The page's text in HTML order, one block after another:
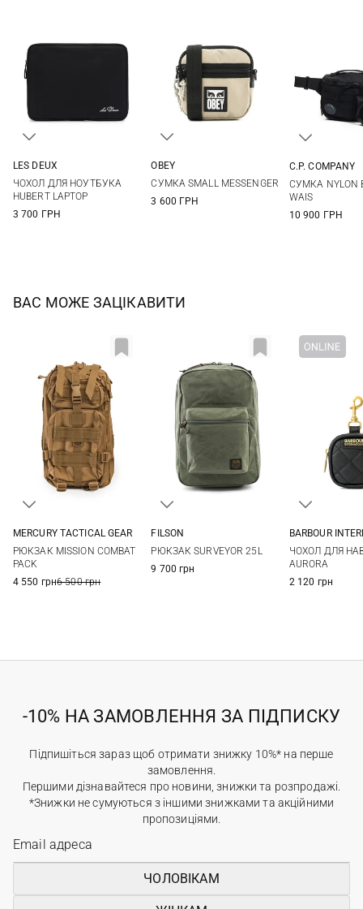
LES DEUX
ЧОХОЛ ДЛЯ НОУТБУКА
HUBERT LAPTOP
3 700 ГРН
OBEY
СУМКА SMALL MESSENGER
3 600 ГРН
C.P. COMPANY
СУМКА NYLON
WAIS
10 900 ГРН
ВАС МОЖЕ ЗАЦІКАВИТИ
MERCURY TACTICAL GEAR
РЮКЗАК MISSION COMBAT
PACK
4 550 грн6 500 грн
FILSON
РЮКЗАК SURVEYOR 25L
9 700 грн
BARBOUR
ЧОХОЛ ДЛЯ
AURORA
2 120 грн
-10% НА ЗАМОВЛЕННЯ ЗА ПІДПИСКУ
Підпишіться зараз щоб отримати знижку 10%* на перше
замовлення.
Першими дізнавайтеся про новини, знижки та розпродажі.
*Знижки не сумуються з іншими знижками та акційними
пропозиціями.
ЧОЛОВІКАМ